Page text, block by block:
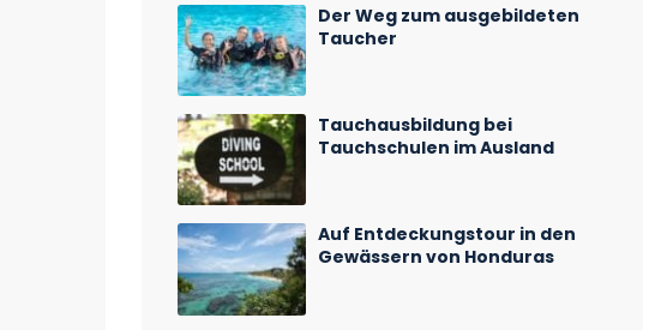
Der Weg zum ausgebildeten
Taucher
Tauchausbildung bei
Tauchschulen im Ausland
Auf Entdeckungstour in den
Gewässern von Honduras